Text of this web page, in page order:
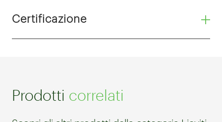
Certificazione
Prodotti correlati